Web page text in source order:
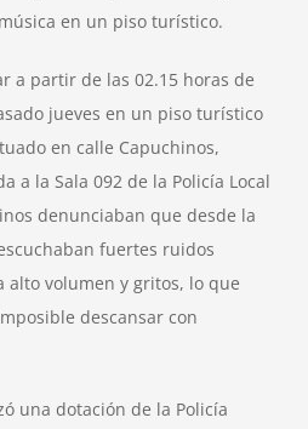
en un piso turístico.
a partir de las 02.15 horas de
jueves en un piso turístico
en calle Capuchinos,
a la Sala 092 de la Policía Local
denunciaban que desde la
fuertes ruidos
alto volumen y gritos, lo que
descansar con
una dotación de la Policía